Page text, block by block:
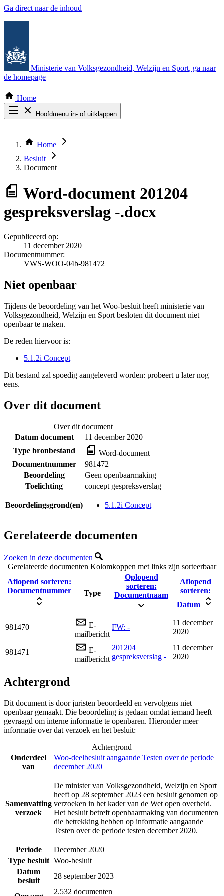
Ga direct naar de inhoud
Ministerie van Volksgezondheid, Welzijn en Sport, ga naar
de homepage
Home
Hoofdmenu in- of uitklappen
Thema COVID-19
Bekijk per bestuursorgaan
Home
Besluit
Document
Word-document 201204
gespreksverslag -.docx
Gepubliceerd op:
11 december 2020
Documentnummer:
VWS-WOO-04b-981472
Niet openbaar
Tijdens de beoordeling van het Woo-besluit heeft ministerie van
Volksgezondheid, Welzijn en Sport besloten dit document niet
openbaar te maken.
De reden hiervoor is:
5.1.2i Concept
Dit bestand zal spoedig aangeleverd worden: probeert u later nog
eens.
Over dit document
Over dit document
Datum document
11 december 2020
Type bronbestand
Word-document
Documentnummer
981472
Beoordeling
Geen openbaarmaking
Toelichting
concept gespreksverslag
Beoordelingsgrond(en) 5.1.2i Concept
Gerelateerde documenten
Zoeken in deze documenten
Gerelateerde documenten Kolomkoppen met links zijn sorteerbaar
Aflopend sorteren:
Documentnummer
Type
Oplopend
sorteren:
Documentnaam
Aflopend
sorteren:
Datum
981470
E-
mailbericht
FW: -
11 december
2020
981471
E-
mailbericht
201204
gespreksverslag -
11 december
2020
Achtergrond
Dit document is door juristen beoordeeld en vervolgens niet
openbaar gemaakt. Die beoordeling is gedaan omdat iemand heeft
gevraagd om interne informatie te openbaren. Hieronder meer
informatie over dat verzoek en het besluit:
Achtergrond
Onderdeel
van
Woo-deelbesluit aangaande Testen over de periode
december 2020
Samenvatting
verzoek
De minister van Volksgezondheid, Welzijn en Sport
heeft op 28 september 2023 een besluit genomen op
verzoeken in het kader van de Wet open overheid.
Het besluit betreft openbaarmaking van documenten
die betrekking hebben op informatie aangaande
Testen over de periode testen december 2020.
Periode
December 2020
Type besluit Woo-besluit
Datum
besluit
28 september 2023
2.532 documenten